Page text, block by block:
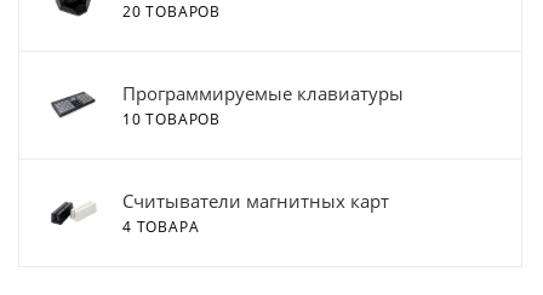
20 ТОВАРОВ
Программируемые клавиатуры
10 ТОВАРОВ
Считыватели магнитных карт
4 ТОВАРА